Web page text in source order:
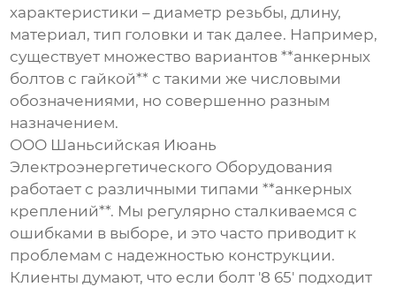
характеристики – диаметр резьбы, длину,
материал, тип головки и так далее. Например,
существует множество вариантов **анкерных
болтов с гайкой** с такими же числовыми
обозначениями, но совершенно разным
назначением.
ООО Шаньсийская Июань
Электроэнергетического Оборудования
работает с различными типами **анкерных
креплений**. Мы регулярно сталкиваемся с
ошибками в выборе, и это часто приводит к
проблемам с надежностью конструкции.
Клиенты думают, что если болт '8 65' подходит